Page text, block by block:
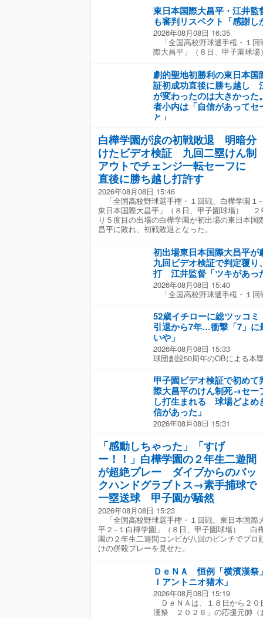
一死二塁の第3打席、森下暢仁
をレフト線に適時二塁打を放
行くというのがすごくいい結
評価し、「このバッターはず
すけどね」と話すように、
カーナシオンが加入した7月は
藤氏は「今日みたいなレフト
からずっと見ていますよね。
つのが非常に上手だなと思い
力：フジテレビONE『プロ野
東日本国際大昌平・江井監
も審判リスペクト「感謝し
2026年08月08日 16:35
「全国高校野球選手権・１
際大昌平」（８日、甲子園球
後の取材で審判へのリスペク
の九回２死一、二塁で二塁走
ンジとなったが、小内が監督
果セーフとなり、直後に勝ち
めた大きな場面でビデオ検証
判への敬意を熱く語った。
謝しかないですよね。私たち
半分はベンチにいれるので。
い中立っているわけですから
ど、そういった中で集中力を
していただいているので感謝
中でグラウンドに立ち続ける
おもんばかり、リスペクトを表
劇的聖地初勝利の東日本
証初成功直後に勝ち越し
が変わったのは大きかった
者小内は「自信があってセ
と」
「全国高校野球選手権・１回
際大昌平」（８日、甲子園球
昌平が初勝利を飾った。 １−
導入されたビデオ検証で初め
し。これが決勝点となった。
攻撃。２死一、二塁の場面で
り、チェンジとなった。しか
結果にセーフに覆り、２死一
オ判定の結果判定をセーフに
どよめき、東日本国際大昌平
り出した。直後に２番入ケ町
めての判定が覆った。 試合後
負どころ。どうなのかこっち
った。あそこでアウトになっ
回チャンスがあった方がいい
きかった。本当にどっちにな
で、ツキがあった」と振り返
前にサインも作っていたとい
命ジャッジしていただいてい
で感謝しかない。集中力切ら
感謝しかないです」と慮った
の小内は「ギリギリのプレー
て、セーフになってくれと思
リクエスト検証ができてとて
た。
白樺学園が涙の初戦敗退 明暗分
けたビデオ検証 九回二塁けん制
アウトでチェンジ一転セーフに
直後に勝ち越し打許す
2026年08月08日 15:46
「全国高校野球選手権・１回戦、白樺学園１
東日本国際大昌平」（８日、甲子園球場） ２
り５度目の出場の白樺学園が初出場の東日本国
昌平に敗れ、初戦敗退となった。
初出場東日本国際大昌平が
九回ビデオ検証で判定覆り
打 江井監督「ツキがあっ
2026年08月08日 15:40
「全国高校野球選手権・１
昌平が初勝利を飾った。 １−
導入されたビデオ検証で初め
し。これが決勝点となった。
攻撃。２死一、二塁の場面で
ェンジとなった。しかし、ビ
セーフに覆り、２死一、二塁
き、東日本国際大昌平の選手
た。直後に２番入ケ町が勝ち
ら導入されたビデオ検証は今
判定が覆った。 九回１死二
発照沼が後続を断ち、歴史的
江井監督は「本当にどっちに
になってしまった。自信があ
って、監督にお願いしました
もいいなと思います」と語った
52歳イチローに総ツッコ
引退から7年…衝撃「7」に
いや」
2026年08月08日 15:33
球団創設50周年のOBによる
るホームランダービーを開催
ズで球団会長付特別補佐兼イ
ー氏も参加し、7本の柵越えを
ジェンドが披露した驚異的な
寄せられた。 大歓声のなか“
氏は、開始10秒でいきなり右
アーチを架けて球場をどよめ
かで、2ポイントが加算される
の一発を含む計7本の柵越えで
くも決勝進出は逃したものの
た。 イチロー氏は現役時代に
数々の偉大な金字塔を打ち立
衰えを知らない打撃でファン
52歳。現役引退から7年経っ
褪せることはない。 中継を見
ロー、バケモンかいやバケモ
グい」「イチロー惜しかった
でもまだまだホームラン出る
ランダービーすごかったマジ
てて草」「おかしいだろあの
「50歳過ぎてホームラン8本は
声が寄せられた。（Full-Count
甲子園ビデオ検証で初め
際大昌平のけん制死→セ
し打生まれる 球場どよ
信があった」
2026年08月08日 15:31
際大昌平」（８日、甲子園球
ビデオ検証で初めて判定が覆
勝ち越しに成功した。 九回の
一、二塁の場面で二塁走者が
った。しかし、ビデオ検証を
り、２死一、二塁から再開。
をセーフに変更します」と説
際大昌平の選手たちはガッツ
ら導入されたビデオ検証は今
判定が覆った。 直後に２番入
った。 これが決勝点となり、
にどっちになるかわからない
た」と振り返り、小内は「ギ
た。自信があって、セーフに
願いしました。リクエスト検
ます」と語った。
「感動しちゃった」「すげ
ー！！」白樺学園の２年生二遊間
が超絶プレー ダイブからのバッ
クハンドグラブトス→素手捕球で
一塁送球 甲子園が騒然
2026年08月08日 15:23
「全国高校野球選手権・１回戦、東日本国際
平２−１白樺学園」（８日、甲子園球場） 白
園の２年生二遊間コンビが八回のピンチでプロ
けの併殺プレーを見せた。
ＤｅＮＡ 恒例「横濱漢祭
Ｉアントニオ猪木」
2026年08月08日 15:19
ＤｅＮＡは、１８日から２
漢祭 ２０２６」の応援元帥（